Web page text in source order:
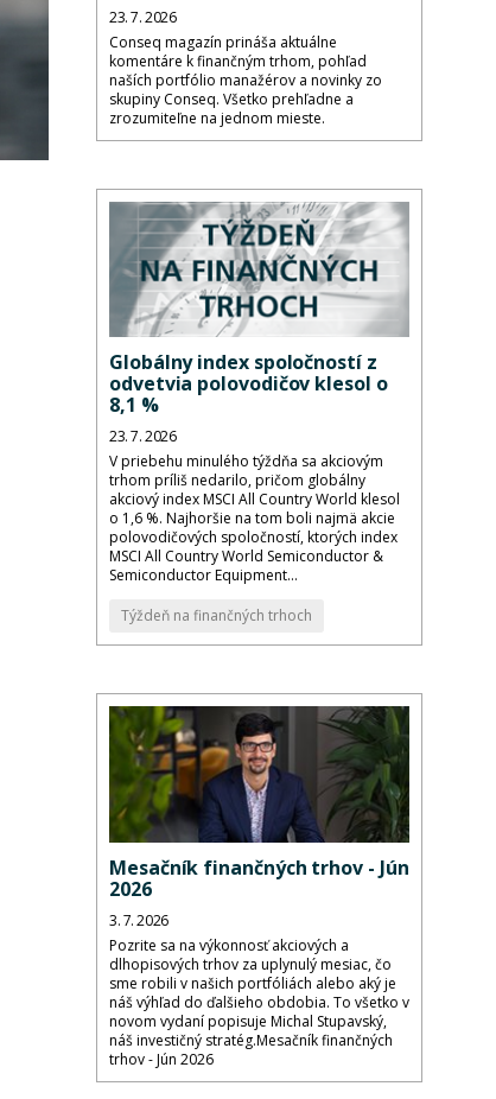
23. 7. 2026
Conseq magazín prináša aktuálne
komentáre k finančným trhom, pohľad
naších portfólio manažérov a novinky zo
skupiny Conseq. Všetko prehľadne a
zrozumiteľne na jednom mieste.
Globálny index spoločností z
odvetvia polovodičov klesol o
8,1 %
23. 7. 2026
V priebehu minulého týždňa sa akciovým
trhom príliš nedarilo, pričom globálny
akciový index MSCI All Country World klesol
o 1,6 %. Najhoršie na tom boli najmä akcie
polovodičových spoločností, ktorých index
MSCI All Country World Semiconductor &
Semiconductor Equipment...
Týždeň na finančných trhoch
Mesačník finančných trhov - Jún
2026
3. 7. 2026
Pozrite sa na výkonnosť akciových a
dlhopisových trhov za uplynulý mesiac, čo
sme robili v našich portfóliách alebo aký je
náš výhľad do ďalšieho obdobia. To všetko v
novom vydaní popisuje Michal Stupavský,
náš investičný stratég.Mesačník finančných
trhov - Jún 2026